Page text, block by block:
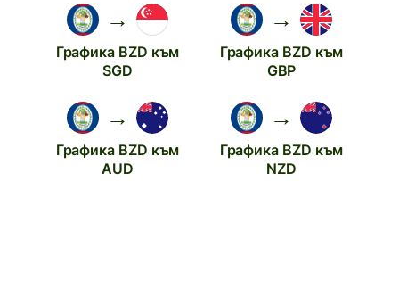
→
Графика BZD към
SGD
→
Графика BZD към
GBP
→
Графика BZD към
AUD
→
Графика BZD към
NZD